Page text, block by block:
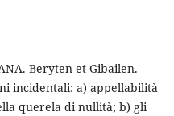
Beryten et Gibailen.
incidentali: a) appellabilità
querela di nullità; b) gli